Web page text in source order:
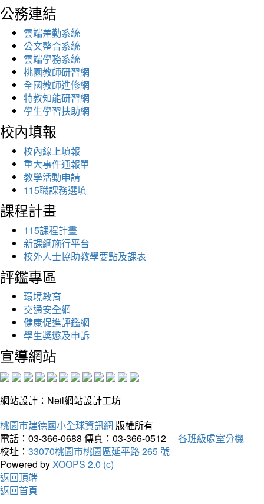
公務連結
雲端差勤系統
公文整合系統
雲端學務系統
桃園教師研習網
全國教師進修網
特教知能研習網
學生學習扶助網
校內填報
校內線上填報
重大事件通報單
教學活動申請
115職課務選填
課程計畫
115課程計畫
新課綱施行平台
校外人士協助教學要點及課表
評鑑專區
環境教育
交通安全網
健康促進評鑑網
學生獎懲及申訴
宣導網站
網站設計：Neil網站設計工坊
桃園市建德國小全球資訊網 版權所有
電話：03-366-0688 傳真：03-366-0512
各班級處室分機
校址： 33070桃園市桃園區延平路 265 號
Powered byXOOPS 2.0 (c)
返回頂端
返回首頁